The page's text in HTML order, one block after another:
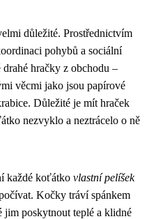
důležité. Prostřednictvím
pohybů a sociální
hračky z obchodu –
věcmi jako jsou papírové
Důležité je mít hraček
nezvyklo a neztrácelo o ně
každé koťátko vlastní pelíšek
Kočky tráví spánkem
jim poskytnout teplé a klidné